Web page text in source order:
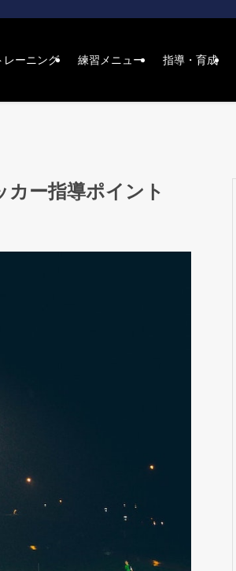
レーニング 練習メニュー 指導・育成
ー指導ポイント